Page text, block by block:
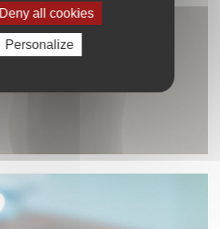
Deny all cookies
Personalize